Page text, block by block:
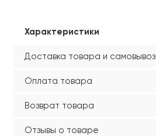
Характеристики
Доставка товара и самовывоз
Оплата товара
Возврат товара
Отзывы о товаре